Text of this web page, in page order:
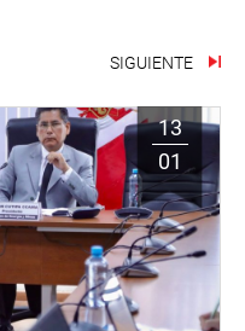
SIGUIENTE
13
01